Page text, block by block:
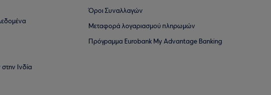
Ινδία
Όροι Συναλλαγών
Μεταφορά λογαριασμού πληρωμών
Πρόγραμμα Eurobank My Advantage Banking